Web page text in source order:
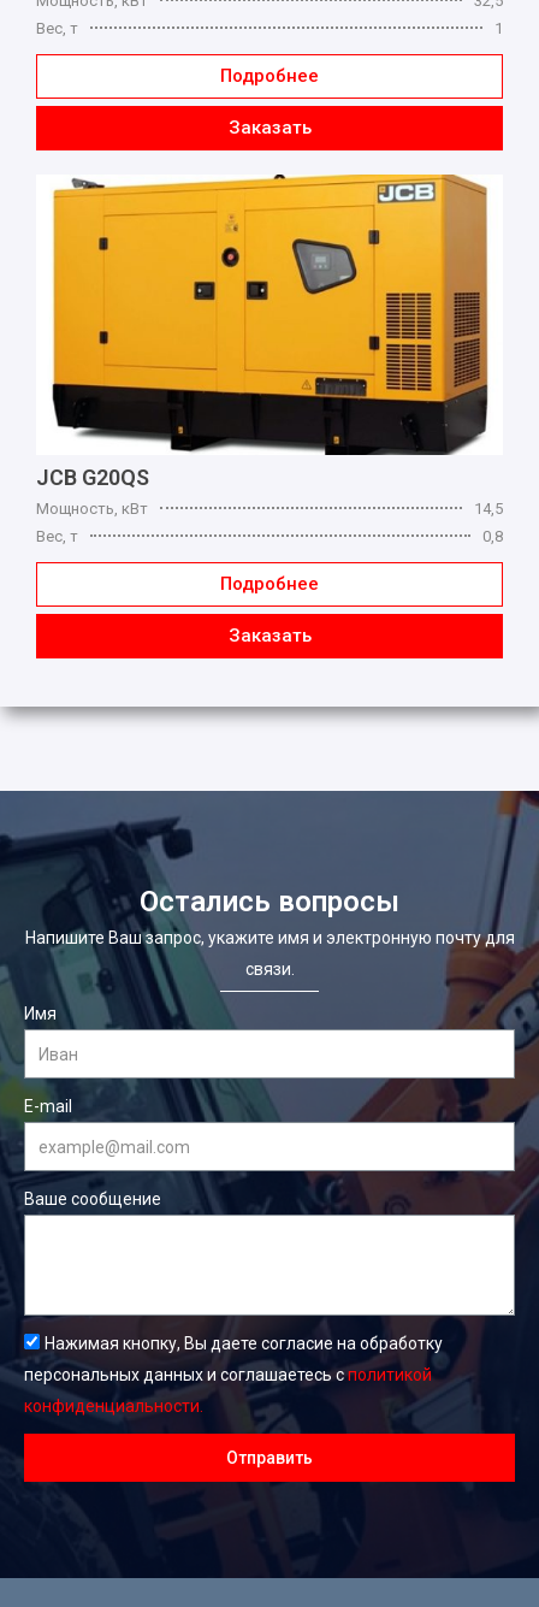
Вес, т
1
Подробнее
Заказать
JCB G20QS
Мощность, кВт
14,5
Вес, т
0,8
Подробнее
Заказать
Остались вопросы
Напишите Ваш запрос, укажите имя и электронную почту для
связи.
Имя
E-mail
Ваше сообщение
Нажимая кнопку, Вы даете согласие на обработку
персональных данных и соглашаетесь сполитикой
конфиденциальности.
Отправить